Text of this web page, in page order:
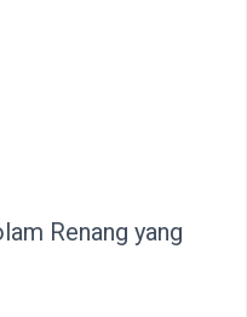
Renang yang